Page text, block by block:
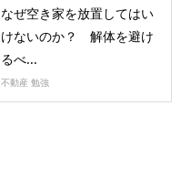
なぜ空き家を放置してはい
けないのか？ 解体を避け
るべ...
不動産 勉強